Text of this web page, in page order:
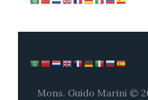
Mons. Guido Marini ©